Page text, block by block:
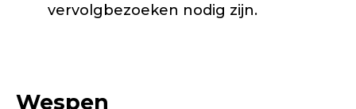
vervolgbezoeken nodig zijn.
Wespen